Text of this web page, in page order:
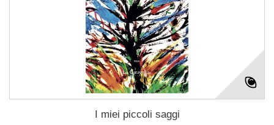
I miei piccoli saggi